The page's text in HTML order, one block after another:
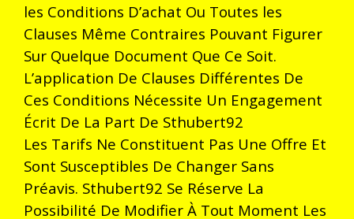
les Conditions D’achat Ou Toutes les
Clauses Même Contraires Pouvant Figurer
Sur Quelque Document Que Ce Soit.
L’application De Clauses Différentes De
Ces Conditions Nécessite Un Engagement
Écrit De La Part De Sthubert92
Les Tarifs Ne Constituent Pas Une Offre Et
Sont Susceptibles De Changer Sans
Préavis. Sthubert92 Se Réserve La
Possibilité De Modifier À Tout Moment Les